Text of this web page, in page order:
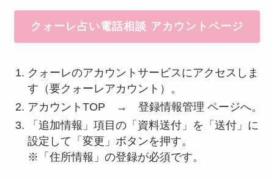
クォーレ占い電話相談 アカウントページ
クォーレのアカウントサービスにアクセスしま
す（要クォーレアカウント）。
アカウントTOP → 登録情報管理 ページへ。
「追加情報」項目の「資料送付」を「送付」に
設定して「変更」ボタンを押す。
※「住所情報」の登録が必須です。